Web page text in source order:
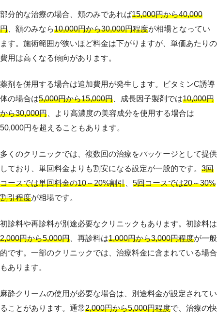
部分的な治療の場合、頬のみであれば15,000円から40,000
円 、額のみなら10,000円から30,000円程度が相場となってい
ます。施術範囲が狭いほど料金は下がりますが、単価あたりの
費用は高くなる傾向があります。
薬剤を併用する場合は追加費用が発生します。ビタミンC誘導
体の場合は5,000円から15,000円 、成長因子製剤では10,000円
から30,000円 、より高濃度の美容成分を使用する場合は
50,000円を超えることもあります。
多くのクリニックでは、複数回の治療をパッケージとして提供
しており、単回料金よりも割安になる設定が一般的です。 3回
コースでは単回料金の10～20%割引
5回コースでは20～30%
割引程度が相場です。
初診料や再診料が別途必要なクリニックもあります。初診料は
2,000円から5,000円 、再診料は1,000円から3,000円程度が一般
的です。一部のクリニックでは、治療料金に含まれている場合
もあります。
麻酔クリームの使用が必要な場合は、別途料金が設定されてい
ることがあります。通常2,000円から5,000円程度で、治療の快